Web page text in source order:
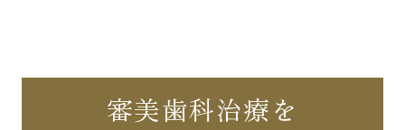
審美歯科治療を